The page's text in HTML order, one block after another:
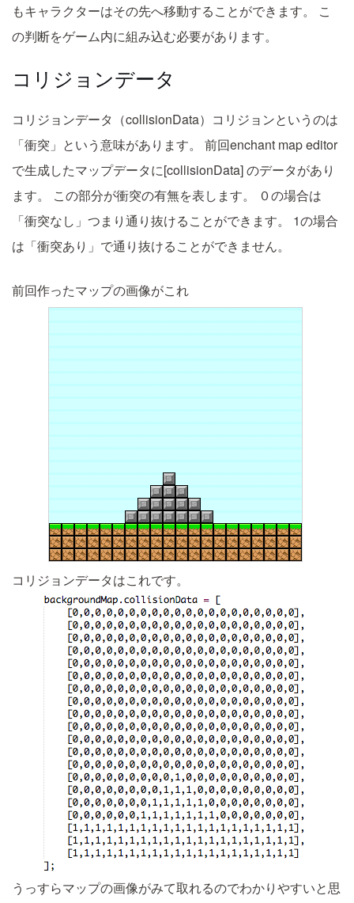
もキャラクターはその先へ移動することができます。
こ
の判断をゲーム内に組み込む必要があります。
コリジョンデータ
コリジョンデータ（collisionData）コリジョンというのは
「衝突」という意味があります。
前回enchant map editor
で生成したマップデータに[collisionData]のデータがあり
ます。
この部分が衝突の有無を表します。
０の場合は
「衝突なし」つまり通り抜けることができます。
1の場合
は「衝突あり」で通り抜けることができません。
前回作ったマップの画像がこれ
コリジョンデータはこれです。
うっすらマップの画像がみて取れるのでわかりやすいと思